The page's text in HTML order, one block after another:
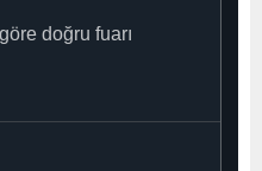
doğru fuarı